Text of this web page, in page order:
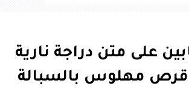
على متن دراجة نارية